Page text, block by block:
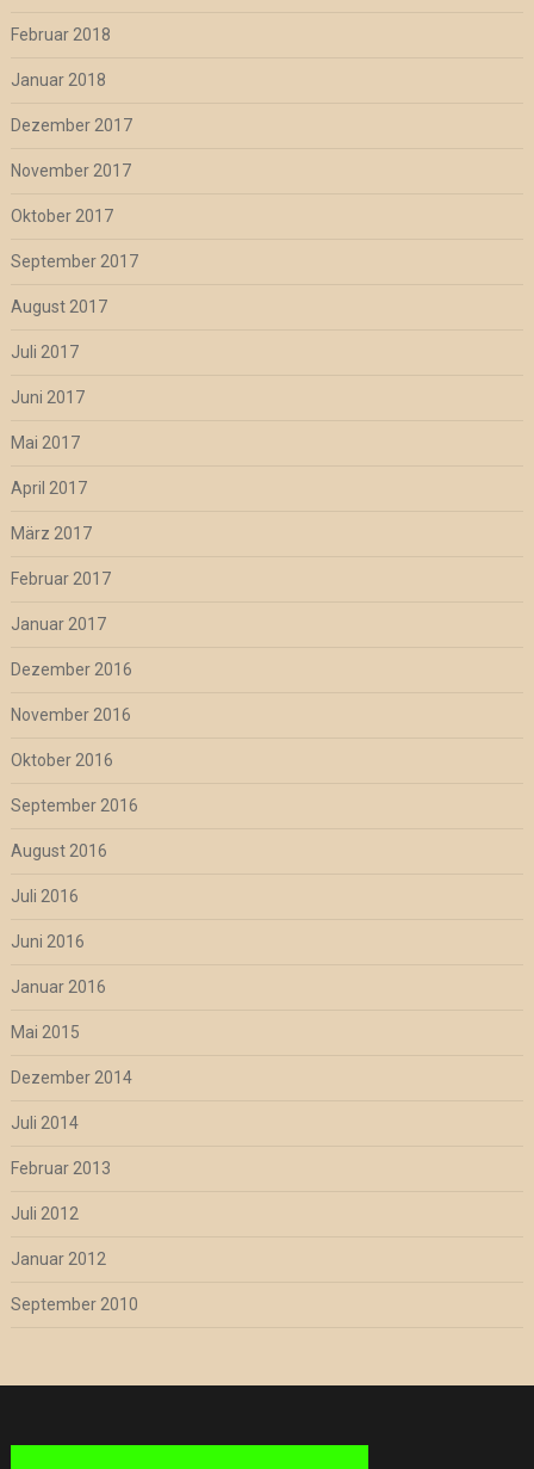
Februar 2018
Januar 2018
Dezember 2017
November 2017
Oktober 2017
September 2017
August 2017
Juli 2017
Juni 2017
Mai 2017
April 2017
März 2017
Februar 2017
Januar 2017
Dezember 2016
November 2016
Oktober 2016
September 2016
August 2016
Juli 2016
Juni 2016
Januar 2016
Mai 2015
Dezember 2014
Juli 2014
Februar 2013
Juli 2012
Januar 2012
September 2010